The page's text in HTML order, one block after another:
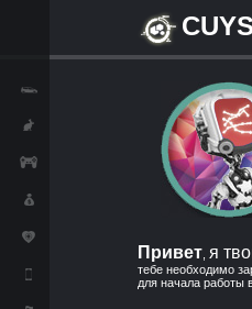
CUYS
Привет я
тебе необходимо
для начала работы